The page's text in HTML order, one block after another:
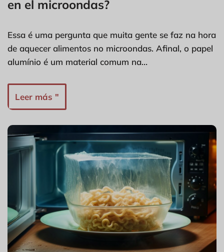
en el microondas?
Essa é uma pergunta que muita gente se faz na hora
de aquecer alimentos no microondas. Afinal, o papel
alumínio é um material comum na…
Leer más "